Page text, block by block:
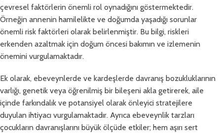
çevresel faktörlerin önemli rol oynadığını göstermektedir.
Örneğin annenin hamilelikte ve doğumda yaşadığı sorunlar
önemli risk faktörleri olarak belirlenmiştir. Bu bilgi, riskleri
erkenden azaltmak için doğum öncesi bakımın ve izlemenin
önemini vurgulamaktadır.
Ek olarak, ebeveynlerde ve kardeşlerde davranış bozukluklarının
varlığı, genetik veya öğrenilmiş bir bileşeni akla getirerek, aile
içinde farkındalık ve potansiyel olarak önleyici stratejilere
duyulan ihtiyacı vurgulamaktadır. Ayrıca ebeveynlik tarzları
çocukların davranışlarını büyük ölçüde etkiler; hem aşırı sert